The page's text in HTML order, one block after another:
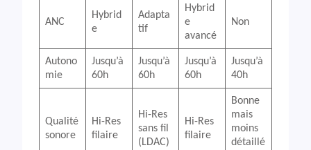
ANC
Hybrid
e
Adapta
tif
Hybrid
e
avancé
Non
Autono
mie
Jusqu’à
60h
Jusqu’à
60h
Jusqu’à
60h
Jusqu’à
40h
Qualité
sonore
Hi-Res
filaire
Hi-Res
sans fil
(LDAC)
Hi-Res
filaire
Bonne
mais
moins
détaillé